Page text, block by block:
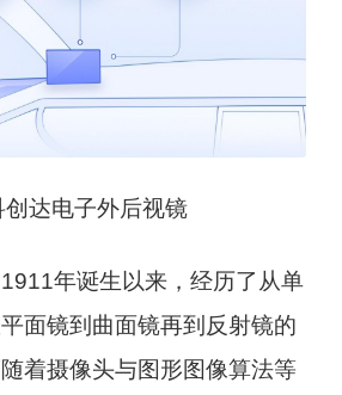
创达电子外后视镜
年诞生以来，经历了从单
面镜到曲面镜再到反射镜的
着摄像头与图形图像算法等